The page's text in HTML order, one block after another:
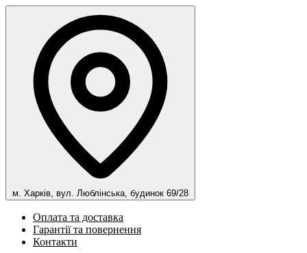
м. Харків, вул. Люблінська, будинок 69/28
Оплата та доставка
Гарантії та повернення
Контакти